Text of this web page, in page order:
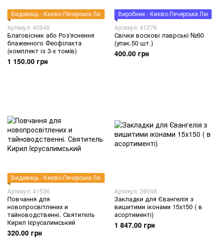
Видавець - Києво-Печерська Лавра
Артикул: 40648
Благовісник або Роз'яснення
блаженного Феофілакта
(комплект із 3-х томів)
1 150.00 грн
Виробник - Києво-Печерська Лавра
Артикул: 41276
Свічки воскові лаврські №60
(упак.50 шт.)
400.00 грн
Видавець - Києво-Печерська Лавра
Артикул: 41536
Повчання для
новопросвітлених и
тайноводственні. Святитель
Кирил Ієрусалимський
320.00 грн
Артикул: 39048
Закладки для Євангелія з
вишитими іконами 15х150 ( в
асортименті)
1 847.00 грн